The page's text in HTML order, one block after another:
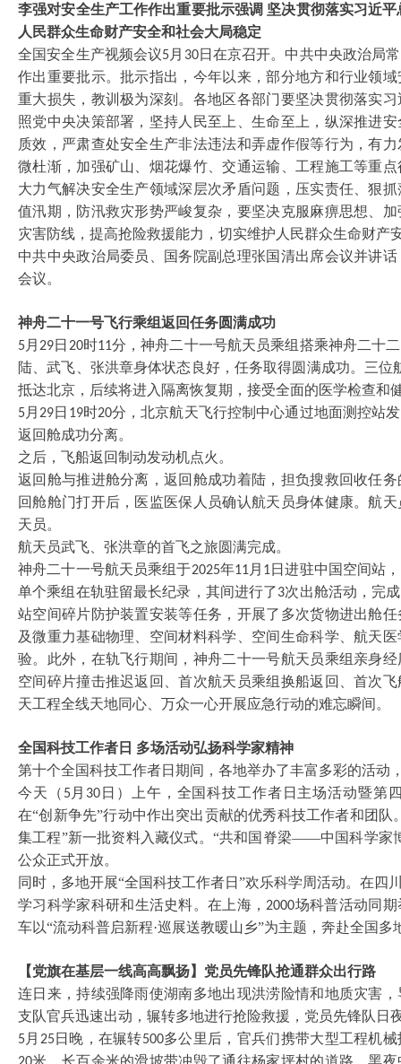
李强对安全生产工作作出重要批示强调 坚决贯彻落实习近
人民群众生命财产安全和社会大局稳定
全国安全生产视频会议5月 30日在京召开。中共中央政治局
作出重要批示。批示指出，今年以来，部分地方和行业领
重大损失，教训极为深刻。各地区各部门要坚决贯彻落实
照党中央决策部署，坚持人民至上、生命至上，纵深推进
质效，严肃查处安全生产非法违法和弄虚作假等行为，有
微杜渐，加强矿山、烟花爆竹、交通运输、工程施工等重
大力气解决安全生产领域深层次矛盾问题，压实责任、狠
值汛期，防汛救灾形势严峻复杂，要坚决克服麻痹思想、
灾害防线，提高抢险救援能力，切实维护人民群众生命财产
中共中央政治局委员、国务院副总理张国清出席会议并讲
会议。
神舟二十一号飞行乘组返回任务圆满成功
5月 29日 20时11分，神舟二十一号航天员乘组搭乘神舟二十
陆、武飞、张洪章身体状态良好，任务取得圆满成功。三位
抵达北京，后续将进入隔离恢复期，接受全面的医学检查和
5月 29日 19时20分，北京航天飞行控制中心通过地面测控站
返回舱成功分离。
之后，飞船返回制动发动机点火。
返回舱与推进舱分离，返回舱成功着陆，担负搜救回收任
回舱舱门打开后，医监医保人员确认航天员身体健康。航
天员。
航天员武飞、张洪章的首飞之旅圆满完成。
神舟二十一号航天员乘组于2025年11月 1日进驻中国空间站，
单个乘组在轨驻留最长纪录，其间进行了3次出舱活动，完
站空间碎片防护装置安装等任务，开展了多次货物进出舱
及微重力基础物理、空间材料科学、空间生命科学、航天
验。此外，在轨飞行期间，神舟二十一号航天员乘组亲身
空间碎片撞击推迟返回、首次航天员乘组换船返回、首次
天工程全线天地同心、万众一心开展应急行动的难忘瞬间。
全国科技工作者日 多场活动弘扬科学家精神
第十个全国科技工作者日期间，各地举办了丰富多彩的活动
今天（ 5月 30 日）上午，全国科技工作者日主场活动暨第
在“创新争先”行动中作出突出贡献的优秀科技工作者和团
集工程”新一批资料入藏仪式。“共和国脊梁——中国科学家
公众正式开放。
同时，多地开展“全国科技工作者日”欢乐科学周活动。在四
学习科学家科研和生活史料。在上海， 2000场科普活动同
车以“流动科普启新程·巡展送教暖山乡”为主题，奔赴全国
【党旗在基层一线高高飘扬】党员先锋队抢通群众出行路
连日来，持续强降雨使湖南多地出现洪涝险情和地质灾害
支队官兵迅速出动，辗转多地进行抢险救援，党员先锋队日
5月 25日晚，在辗转500多公里后，官兵们携带大型工程机
米、长百余米的滑坡带冲毁了通往杨家坪村的道路。黑